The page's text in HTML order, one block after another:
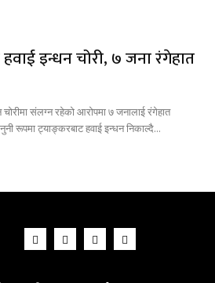
हवाई इन्धन चोरी, ७ जना रंगेहात
चोरीमा संलग्न रहेको आरोपमा ७ जनालाई रंगेहात
रूपमा ट्याङ्करबाट हवाई इन्धन निकाल्दै...